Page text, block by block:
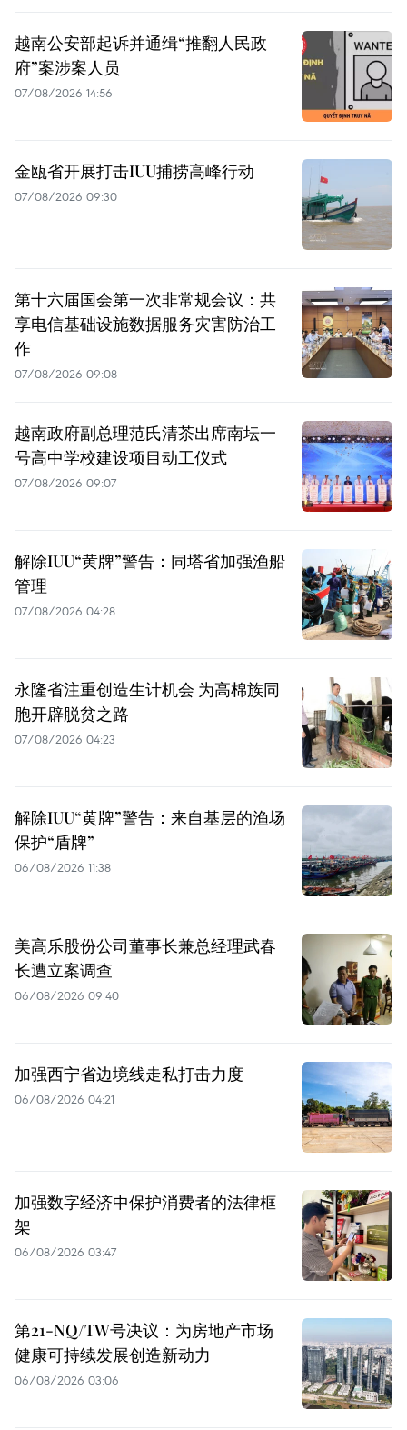
越南公安部起诉并通缉“推翻人民政
府”案涉案人员
07/08/2026 14:56
金瓯省开展打击IUU捕捞高峰行动
07/08/2026 09:30
第十六届国会第一次非常规会议：共
享电信基础设施数据服务灾害防治工
作
07/08/2026 09:08
越南政府副总理范氏清茶出席南坛一
号高中学校建设项目动工仪式
07/08/2026 09:07
解除IUU“黄牌”警告：同塔省加强渔船
管理
07/08/2026 04:28
永隆省注重创造生计机会 为高棉族同
胞开辟脱贫之路
07/08/2026 04:23
解除IUU“黄牌”警告：来自基层的渔场
保护“盾牌”
06/08/2026 11:38
美高乐股份公司董事长兼总经理武春
长遭立案调查
06/08/2026 09:40
加强西宁省边境线走私打击力度
06/08/2026 04:21
加强数字经济中保护消费者的法律框
架
06/08/2026 03:47
第21-NQ/TW号决议：为房地产市场
健康可持续发展创造新动力
06/08/2026 03:06